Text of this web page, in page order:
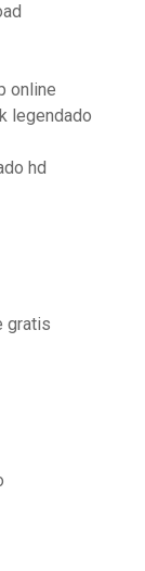
online
legendado
hd
gratis